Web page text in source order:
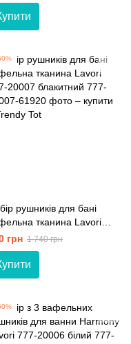
рушників для бані
тканина Lavori
20007 блакитний
грн 1 740 грн